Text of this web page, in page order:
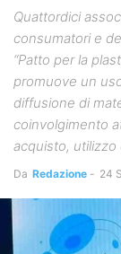
Quattordici
consumatori e
“Patto per la
promuove un
diffusione di
coinvolgimento
acquisto, utilizzo
Da Redazione - 24